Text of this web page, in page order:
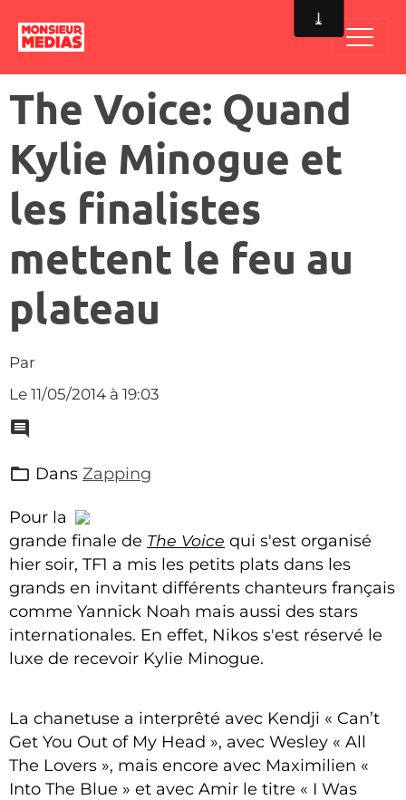
The Voice: Quand
Kylie Minogue et
les finalistes
mettent le feu au
plateau
Par
Le 11/05/2014 à 19:03
Dans Zapping
Pour la
grande finale de The Voice qui s'est organisé
hier soir, TF1 a mis les petits plats dans les
grands en invitant différents chanteurs français
comme Yannick Noah mais aussi des stars
internationales. En effet, Nikos s'est réservé le
luxe de recevoir Kylie Minogue.
La chanetuse a interprêté avec Kendji « Can’t
Get You Out of My Head », avec Wesley « All
The Lovers », mais encore avec Maximilien «
Into The Blue » et avec Amir le titre « I Was